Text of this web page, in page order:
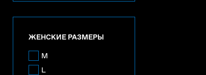
ЖЕНСКИЕ РАЗМЕРЫ
M
L